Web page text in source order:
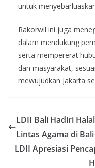
untuk
Rakorwil ini juga
dalam mendukung
serta mempererat
dan masyarakat,
mewujudkan Jakarta
LDII Bali Hadiri
Lintas Agama di Bali
LDII Apresiasi